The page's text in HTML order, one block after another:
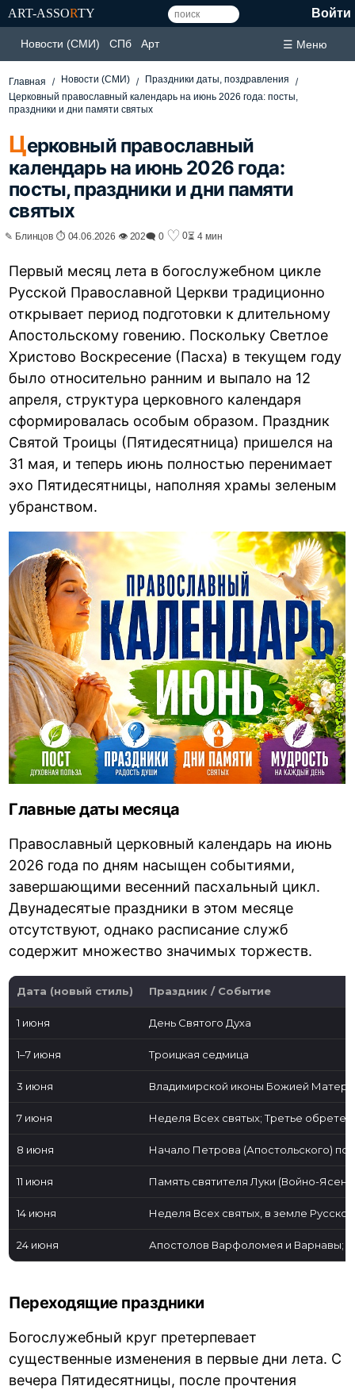
ART-ASSORTY Войти
Новости (СМИ) СПб Арт ☰ Меню
Главная Новости (СМИ)
Праздники даты, поздравления
Церковный православный календарь на июнь 2026 года: посты,
праздники и дни памяти святых
Церковный православный
календарь на июнь 2026 года:
посты, праздники и дни памяти
святых
✎ Блинцов ⏱ 04.06.2026 👁 202🗨 0 ♡ 0⏳ 4 мин
Первый месяц лета в богослужебном цикле
Русской Православной Церкви традиционно
открывает период подготовки к длительному
Апостольскому говению. Поскольку Светлое
Христово Воскресение (Пасха) в текущем году
было относительно ранним и выпало на 12
апреля, структура церковного календаря
сформировалась особым образом. Праздник
Святой Троицы (Пятидесятница) пришелся на
31 мая, и теперь июнь полностью перенимает
эхо Пятидесятницы, наполняя храмы зеленым
убранством.
Главные даты месяца
Православный церковный календарь на июнь
2026 года по дням насыщен событиями,
завершающими весенний пасхальный цикл.
Двунадесятые праздники в этом месяце
отсутствуют, однако расписание служб
содержит множество значимых торжеств.
Дата (новый стиль) Праздник / Событие
1 июня День Святого Духа
1–7 июня Троицкая седмица
3 июня Владимирской иконы Божией
7 июня Неделя Всех святых; Третье
8 июня Начало Петрова (Апостольского)
11 июня Память святителя Луки (Войно-
14 июня Неделя Всех святых, в земле
24 июня Апостолов Варфоломея и Варнавы;
Переходящие праздники
Богослужебный круг претерпевает
существенные изменения в первые дни лета. С
вечера Пятидесятницы, после прочтения